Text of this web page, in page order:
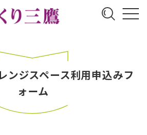
ンジスペース利用申込みフ
ォーム